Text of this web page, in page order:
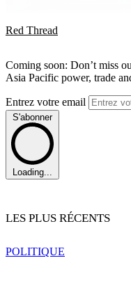
Red Thread
Coming soon: Don’t miss
Asia Pacific power, trade
Entrez votre email
S'abonner
Loading...
LES PLUS RÉCENTS
POLITIQUE